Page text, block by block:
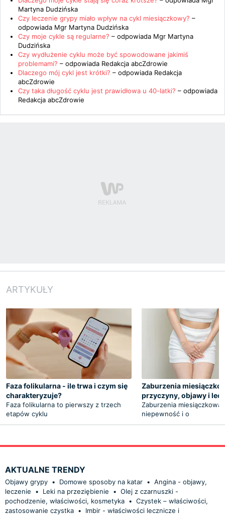
Martyna Dudzińska
Czy leczenie grypy miało wpływ na cykl miesiączkowy? –
odpowiada Mgr Martyna Dudzińska
Czy moje cykle są regularne? – odpowiada Mgr Martyna
Dudzińska
Czy wydłużenie cyklu może być spowodowane jakimiś
problemami? – odpowiada Redakcja abcZdrowie
Dlaczego mój cykl jest krótki? – odpowiada Redakcja
abcZdrowie
Czy taka długość cyklu jest prawidłowa u 40-latki? – odpowiada
Redakcja abcZdrowie
ARTYKUŁY
Faza folikularna - ile trwa i czym się
charakteryzuje?
Faza folikularna to pierwszy z trzech
etapów cyklu
Zaburzenia
przyczyny, objawy i
Zaburzenia
niepewność i o
AKTUALNE TRENDY
Objawy grypy • Domowe sposoby na katar • Angina - objawy,
leczenie
• Leki na przeziębienie • Olej z czarnuszki -
pochodzenie, właściwości, kosmetyka • Czystek – właściwości,
zastosowanie czystka •
Imbir - właściwości lecznicze i